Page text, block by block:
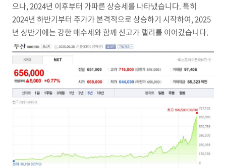
으나, 2024년 이후부터 가파른 상승세를 나타냈습니다. 특히
2024년 하반기부터 주가가 본격적으로 상승하기 시작하여, 2025
년 상반기에는 강한 매수세와 함께 신고가 랠리를 이어갔습니다.